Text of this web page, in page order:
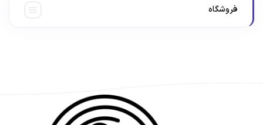
فروشگاه